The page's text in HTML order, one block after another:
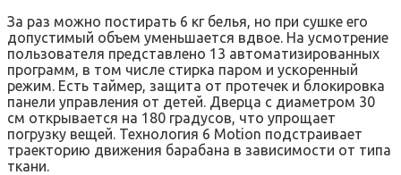
За раз можно постирать 6 кг белья, но при сушке его
допустимый объем уменьшается вдвое. На усмотрение
пользователя представлено 13 автоматизированных
программ, в том числе стирка паром и ускоренный
режим. Есть таймер, защита от протечек и блокировка
панели управления от детей. Дверца с диаметром 30
см открывается на 180 градусов, что упрощает
погрузку вещей. Технология 6 Motion подстраивает
траекторию движения барабана в зависимости от типа
ткани.